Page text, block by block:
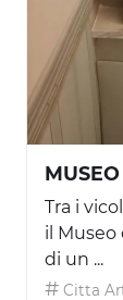
Tra i
il Museo
di un ...
Citta